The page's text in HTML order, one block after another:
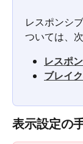
レスポンシ
ついては、
レスポ
ブレイ
表示設定の